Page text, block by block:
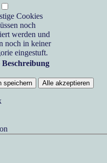
Cookies
noch
werden und
noch in keiner
eingestuft.
Beschreibung
speichern Alle akzeptieren